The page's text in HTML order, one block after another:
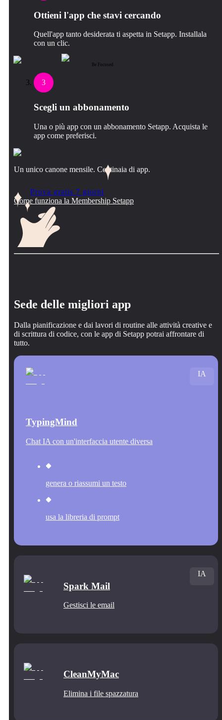
Ottieni l'app che stavi cercando
Quell'app tanto desiderata ti aspetta in Setapp. Installala
con un clic.
Be Focused
3
Scegli un abbonamento
Una o più app con un abbonamento Setapp. Acquista le
app come preferisci.
Un unico canone mensile. Centinaia di app.
Prova gratis 7 giorni
Come funziona la Membership Setapp
Sede delle migliori app
Dalla pianificazione e dai lavori di routine alle attività creative e
di scrittura di codice, con le app di Setapp potrai affrontare di
tutto.
TypingMind
Chat IA con un'interfaccia utente diversa
genera o riassumi un testo
usa la libreria di prompt
IA
Spark Mail
Gestisci le email
IA
CleanMyMac
Elimina i file spazzatura